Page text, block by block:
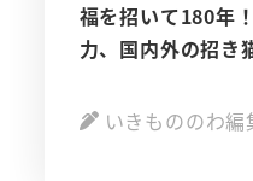
福を招いて180年
力、国内外の招き
いきもののわ編